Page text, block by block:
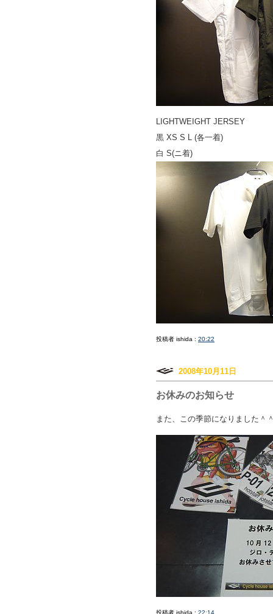
LIGHTWEIGHT JERSEY
黒 XS S L (各一着)
白 S(ニ着)
投稿者 ishida : 20:22
2008年10月11日
お休みのお知らせ
また、この季節になりました＾
投稿者 ishida : 22:14